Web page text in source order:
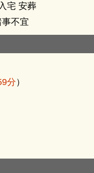
宅 安葬
不宜
分）